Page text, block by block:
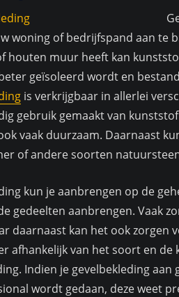
woning of bedrijfspand aan te
houten muur heeft kan
geïsoleerd wordt en
is verkrijgbaar in allerlei
gebruik gemaakt van
vaak duurzaam. Daarnaast
of andere soorten
kun je aanbrengen op de
gedeelten aanbrengen. Vaak
daarnaast kan het ook zorgen
afhankelijk van het soort en
Indien je gevelbekleding
wordt gedaan, deze weet